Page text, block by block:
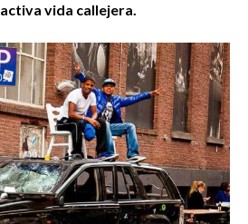
activa vida callejera.